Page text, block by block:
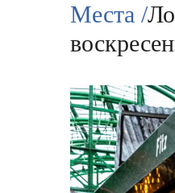
Места /